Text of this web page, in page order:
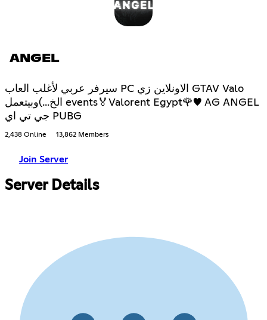
ANGEL
سيرفر عربي لأغلب العاب PC الاونلاين زي GTAV Valo
الخ...)وبيتعمل events🏅Valorent Egypt🌹♥ AG ANGEL
جي تي اي PUBG
2,438 Online 13,862 Members
Join Server
Server Details